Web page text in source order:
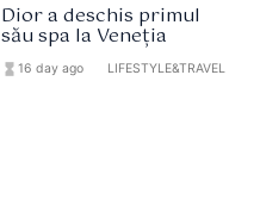
Dior a deschis primul
său spa la Veneția
hourglass_full 16 day ago LIFESTYLE&TRAVEL